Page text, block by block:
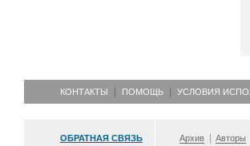
КОНТАКТЫ ПОМОЩЬ УСЛОВИЯ
ОБРАТНАЯ СВЯЗЬ Архив Авторы